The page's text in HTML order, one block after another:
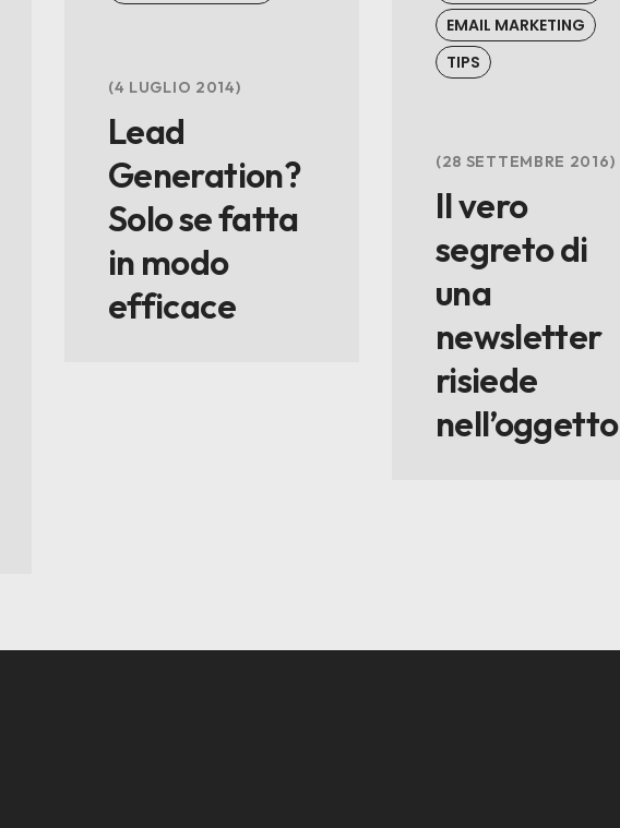
4 LUGLIO 2014
Lead
Generation?
Solo se fatta
in modo
efficace
EMAIL MARKETING
TIPS
28 SETTEMBRE 2016
Il vero
segreto di
una
newsletter
risiede
nell’oggetto